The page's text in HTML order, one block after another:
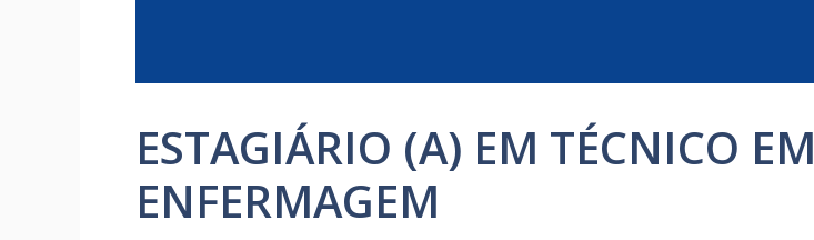
ESTAGIÁRIO (A) EM TÉCNICO EM
ENFERMAGEM